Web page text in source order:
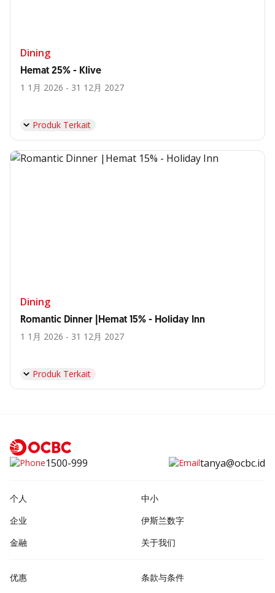
Dining
Hemat 25% - Klive
1 1月 2026 - 31 12月 2027
Produk Terkait
Dining
Romantic Dinner |Hemat 15% - Holiday Inn
1 1月 2026 - 31 12月 2027
Produk Terkait
1500-999 tanya@ocbc.id
个人
中小
企业
伊斯兰数字
金融
关于我们
优惠
条款与条件